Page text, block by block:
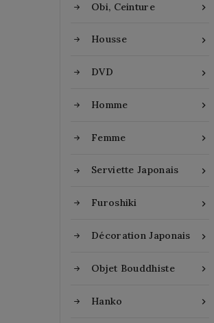

Obi, Ceinture

Housse

DVD

Homme

Femme

Serviette Japonais

Furoshiki

Décoration Japonais

Objet Bouddhiste

Hanko